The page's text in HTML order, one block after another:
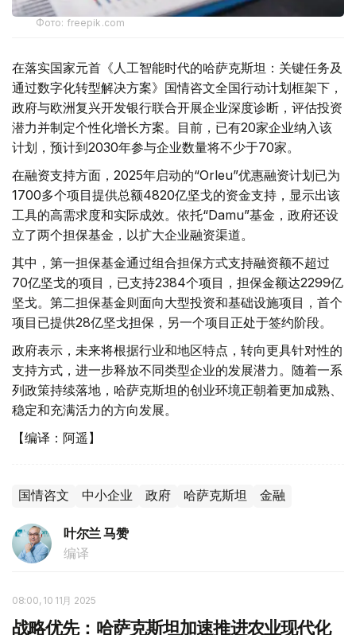
Фото: freepik.com
在落实国家元首《人工智能时代的哈萨克斯坦：关键任务及
通过数字化转型解决方案》国情咨文全国行动计划框架下，
政府与欧洲复兴开发银行联合开展企业深度诊断，评估投资
潜力并制定个性化增长方案。目前，已有20家企业纳入该
计划，预计到2030年参与企业数量将不少于70家。
在融资支持方面，2025年启动的“Orleu”优惠融资计划已为
1700多个项目提供总额4820亿坚戈的资金支持，显示出该
工具的高需求度和实际成效。依托“Damu”基金，政府还设
立了两个担保基金，以扩大企业融资渠道。
其中，第一担保基金通过组合担保方式支持融资额不超过
70亿坚戈的项目，已支持2384个项目，担保金额达2299亿
坚戈。第二担保基金则面向大型投资和基础设施项目，首个
项目已提供28亿坚戈担保，另一个项目正处于签约阶段。
政府表示，未来将根据行业和地区特点，转向更具针对性的
支持方式，进一步释放不同类型企业的发展潜力。随着一系
列政策持续落地，哈萨克斯坦的创业环境正朝着更加成熟、
稳定和充满活力的方向发展。
【编译：阿遥】
国情咨文 中小企业 政府 哈萨克斯坦 金融
叶尔兰 马赞
编译
08:00, 10 11月 2025
战略优先：哈萨克斯坦加速推进农业现代化